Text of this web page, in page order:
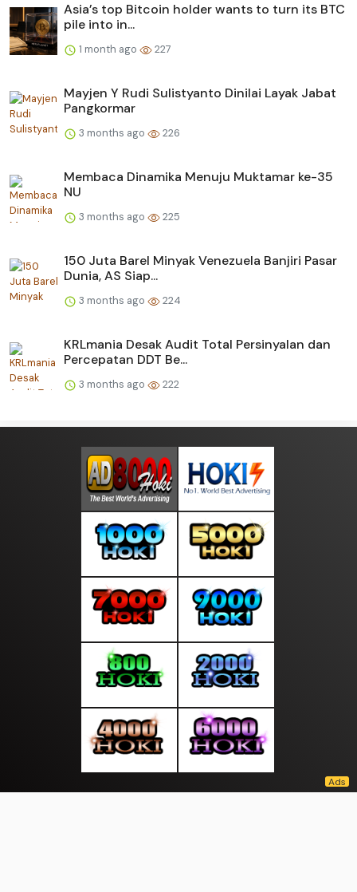
Asia’s top Bitcoin holder wants to turn its BTC
pile into in...
1 month ago 227
Mayjen Y Rudi Sulistyanto Dinilai Layak Jabat
Pangkormar
3 months ago 226
Membaca Dinamika Menuju Muktamar ke-35
NU
3 months ago 225
150 Juta Barel Minyak Venezuela Banjiri Pasar
Dunia, AS Siap...
3 months ago 224
KRLmania Desak Audit Total Persinyalan dan
Percepatan DDT Be...
3 months ago 222